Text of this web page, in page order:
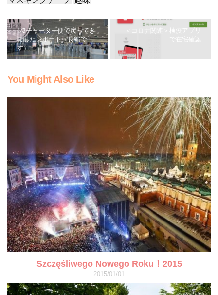
4/3チャーター便で戻ってき
ましたレポート（長編で
す）
＜コロナ関連＞検疫アプリ
で在宅確認
You Might Also Like
Szczęśliwego Nowego Roku！2015
2015/01/01